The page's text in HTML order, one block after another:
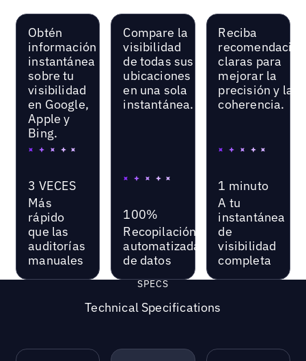
Obtén
información
instantánea
sobre tu
visibilidad
en Google,
Apple y
Bing.
3 VECES
Más
rápido
que las
auditorías
manuales
Compare la
visibilidad
de todas sus
ubicaciones
en una sola
instantánea.
100%
Recopilación
automatizada
de datos
Reciba
claras para
mejorar la
precisión y la
coherencia.
1 minuto
A tu
instantánea
de
visibilidad
completa
SPECS
Technical Specifications